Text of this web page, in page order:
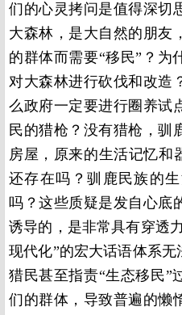
们的心灵拷问是值得深切
大森林，是大自然的朋友
的群体而需要“移民”？为
对大森林进行砍伐和改造
么政府一定要进行圈养试
民的猎枪？没有猎枪，驯
房屋，原来的生活记忆和
还存在吗？驯鹿民族的
吗？这些质疑是发自心底
诱导的，是非常具有穿透
现代化”的宏大话语体系
猎民甚至指责“生态移民”
们的群体，导致普遍的懒